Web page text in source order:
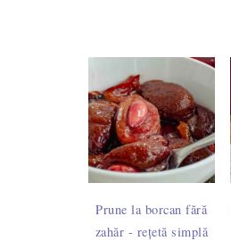
Prune la borcan fără
zahăr - rețetă simplă